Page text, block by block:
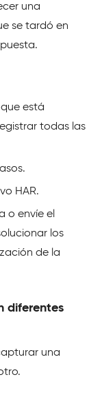
una
se tardó en
está
todas las
HAR.
o envíe el
los
de la
diferentes
una